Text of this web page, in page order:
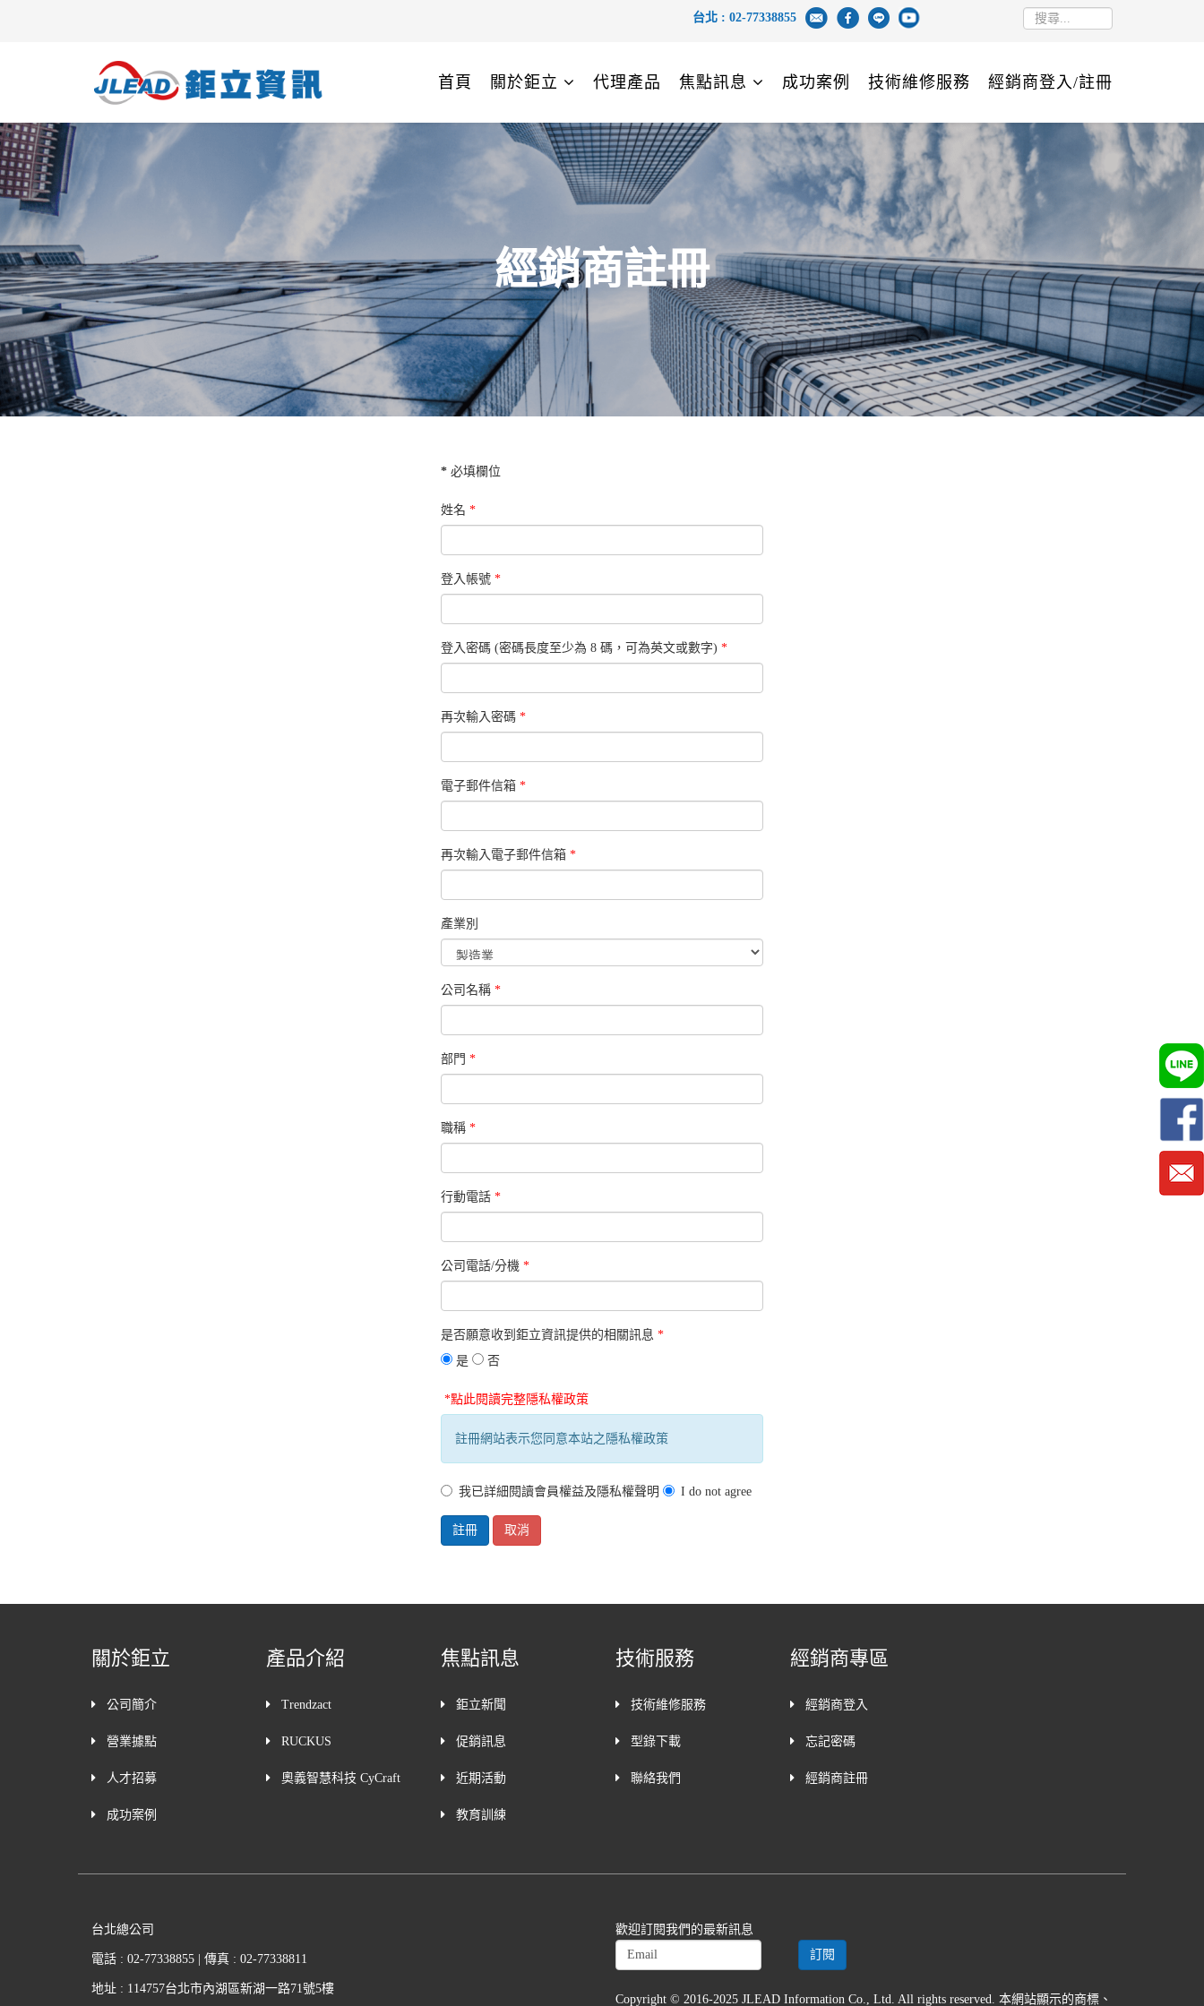
台北 : 02-77338855
首頁 關於鉅立 代理產品 焦點訊息 成功案例 技術維修服務 經銷商登入/註冊
經銷商註冊
* 必填欄位
姓名 *
登入帳號 *
登入密碼 (密碼長度至少為 8 碼，可為英文或數字) *
再次輸入密碼 *
電子郵件信箱 *
再次輸入電子郵件信箱 *
產業別
公司名稱 *
部門 *
職稱 *
行動電話 *
公司電話/分機 *
是否願意收到鉅立資訊提供的相關訊息 *
是
否
*點此閱讀完整隱私權政策
註冊網站表示您同意本站之隱私權政策
我已詳細閱讀會員權益及隱私權聲明 I do not agree
註冊 取消
關於鉅立
公司簡介
營業據點
人才招募
成功案例
產品介紹
Trendzact
RUCKUS
奧義智慧科技 CyCraft
焦點訊息
鉅立新聞
促銷訊息
近期活動
教育訓練
技術服務
技術維修服務
型錄下載
聯絡我們
經銷商專區
經銷商登入
忘記密碼
經銷商註冊
台北總公司
電話 : 02-77338855 | 傳真 : 02-77338811
地址 : 114757台北市內湖區新湖一路71號5樓
歡迎訂閱我們的最新訊息
Copyright © 2016-2025 JLEAD Information Co., Ltd. All rights reserved. 本網站顯示的商標、